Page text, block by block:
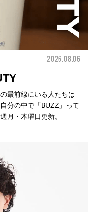
2026.08.06
最前線にいる人たちは
分の中で「BUZZ」って
月・木曜日更新。